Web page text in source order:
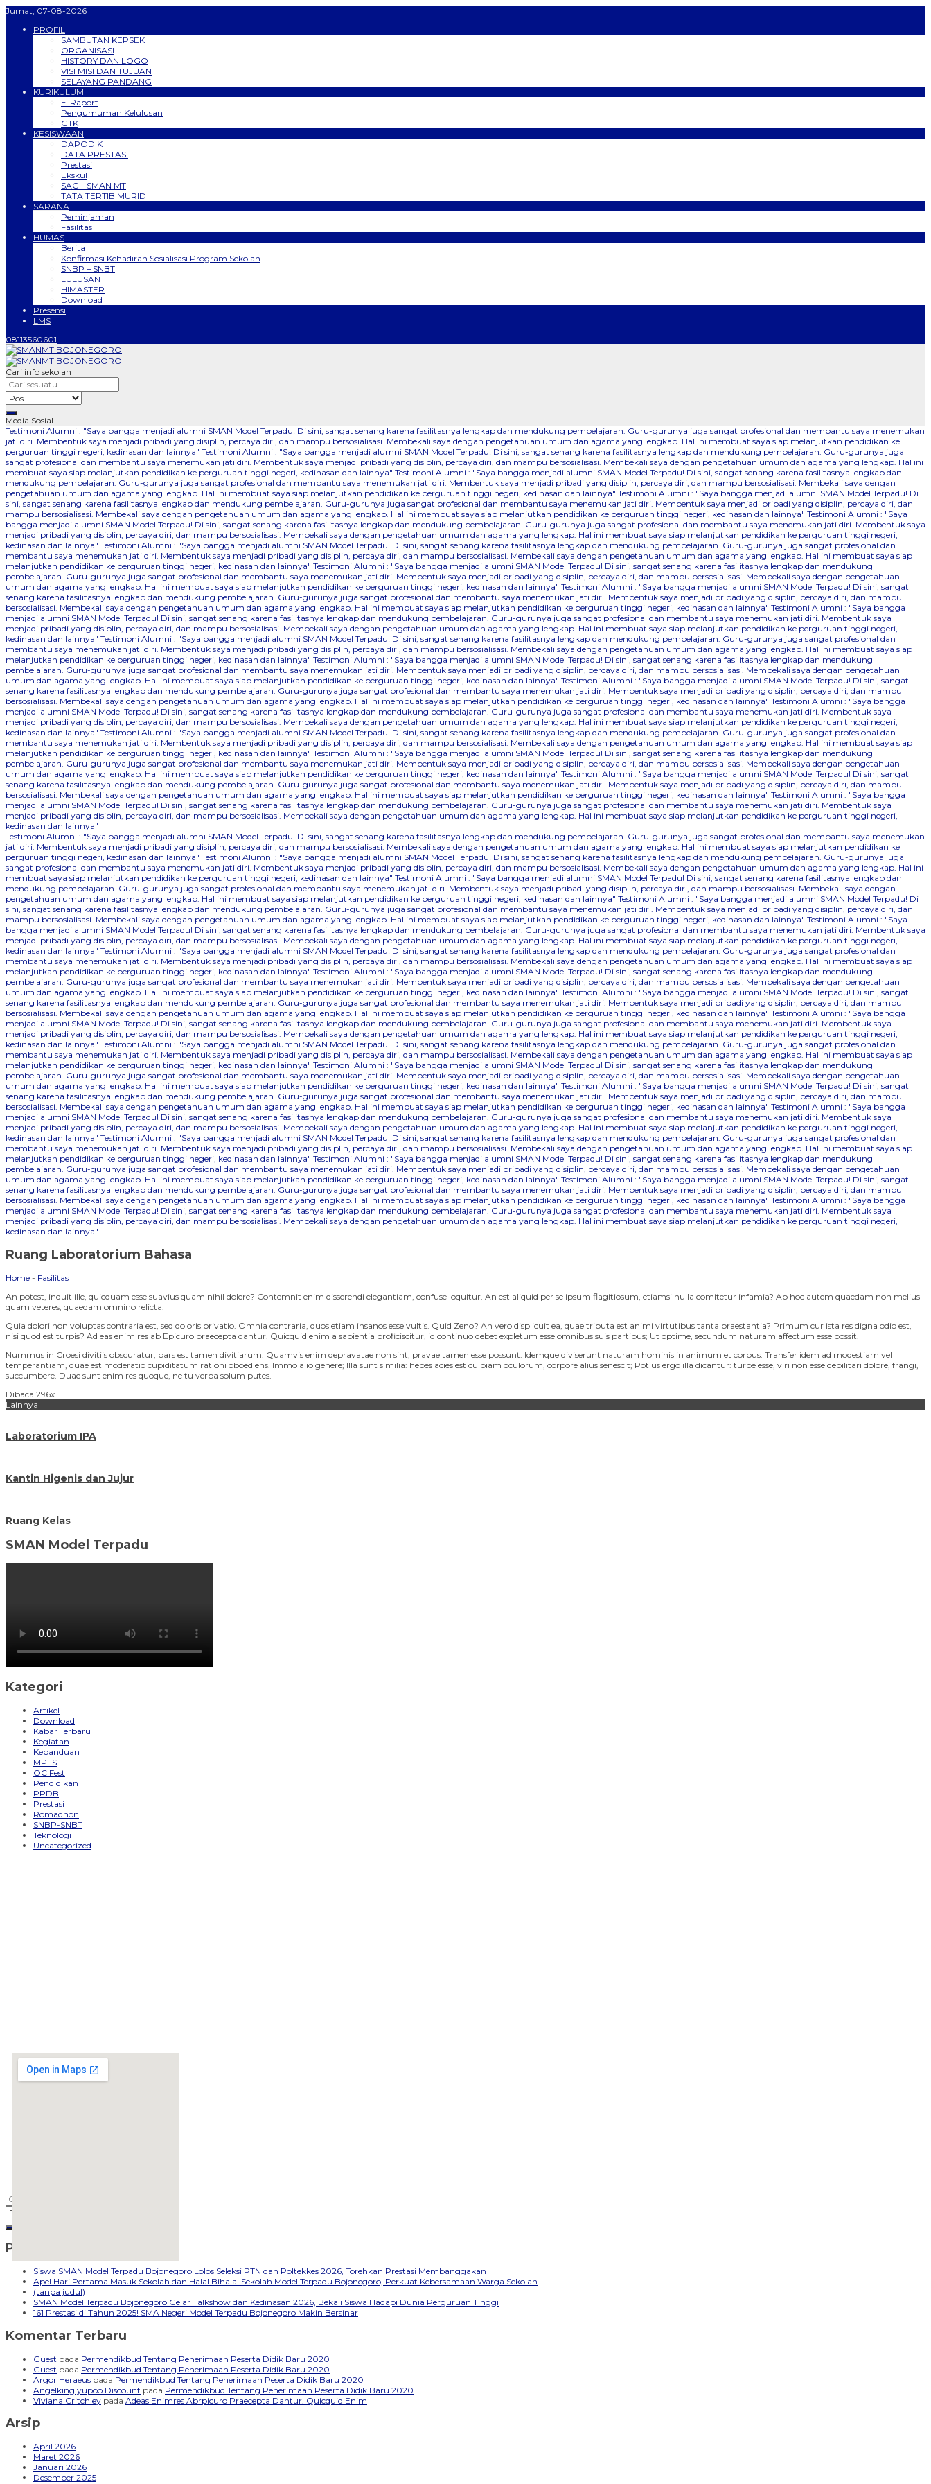
Jumat, 07-08-2026
PROFIL
SAMBUTAN KEPSEK
ORGANISASI
HISTORY DAN LOGO
VISI MISI DAN TUJUAN
SELAYANG PANDANG
KURIKULUM
E-Raport
Pengumuman Kelulusan
GTK
KESISWAAN
DAPODIK
DATA PRESTASI
Prestasi
Ekskul
SAC – SMAN MT
TATA TERTIB MURID
SARANA
Peminjaman
Fasilitas
HUMAS
Berita
Konfirmasi Kehadiran Sosialisasi Program Sekolah
SNBP – SNBT
LULUSAN
HIMASTER
Download
Presensi
LMS
08113560601
Cari info sekolah
Media Sosial
Testimoni Alumni : "Saya bangga menjadi alumni SMAN Model Terpadu! Di sini, sangat senang karena fasilitasnya lengkap dan mendukung pembelajaran. Guru-gurunya juga sangat profesional dan membantu saya menemukan
jati diri. Membentuk saya menjadi pribadi yang disiplin, percaya diri, dan mampu bersosialisasi. Membekali saya dengan pengetahuan umum dan agama yang lengkap. Hal ini membuat saya siap melanjutkan pendidikan ke
perguruan tinggi negeri, kedinasan dan lainnya" Testimoni Alumni : "Saya bangga menjadi alumni SMAN Model Terpadu! Di sini, sangat senang karena fasilitasnya lengkap dan mendukung pembelajaran. Guru-gurunya juga
sangat profesional dan membantu saya menemukan jati diri. Membentuk saya menjadi pribadi yang disiplin, percaya diri, dan mampu bersosialisasi. Membekali saya dengan pengetahuan umum dan agama yang lengkap. Hal ini
membuat saya siap melanjutkan pendidikan ke perguruan tinggi negeri, kedinasan dan lainnya" Testimoni Alumni : "Saya bangga menjadi alumni SMAN Model Terpadu! Di sini, sangat senang karena fasilitasnya lengkap dan
mendukung pembelajaran. Guru-gurunya juga sangat profesional dan membantu saya menemukan jati diri. Membentuk saya menjadi pribadi yang disiplin, percaya diri, dan mampu bersosialisasi. Membekali saya dengan
pengetahuan umum dan agama yang lengkap. Hal ini membuat saya siap melanjutkan pendidikan ke perguruan tinggi negeri, kedinasan dan lainnya" Testimoni Alumni : "Saya bangga menjadi alumni SMAN Model Terpadu! Di
sini, sangat senang karena fasilitasnya lengkap dan mendukung pembelajaran. Guru-gurunya juga sangat profesional dan membantu saya menemukan jati diri. Membentuk saya menjadi pribadi yang disiplin, percaya diri, dan
mampu bersosialisasi. Membekali saya dengan pengetahuan umum dan agama yang lengkap. Hal ini membuat saya siap melanjutkan pendidikan ke perguruan tinggi negeri, kedinasan dan lainnya" Testimoni Alumni : "Saya
bangga menjadi alumni SMAN Model Terpadu! Di sini, sangat senang karena fasilitasnya lengkap dan mendukung pembelajaran. Guru-gurunya juga sangat profesional dan membantu saya menemukan jati diri. Membentuk saya
menjadi pribadi yang disiplin, percaya diri, dan mampu bersosialisasi. Membekali saya dengan pengetahuan umum dan agama yang lengkap. Hal ini membuat saya siap melanjutkan pendidikan ke perguruan tinggi negeri,
kedinasan dan lainnya" Testimoni Alumni : "Saya bangga menjadi alumni SMAN Model Terpadu! Di sini, sangat senang karena fasilitasnya lengkap dan mendukung pembelajaran. Guru-gurunya juga sangat profesional dan
membantu saya menemukan jati diri. Membentuk saya menjadi pribadi yang disiplin, percaya diri, dan mampu bersosialisasi. Membekali saya dengan pengetahuan umum dan agama yang lengkap. Hal ini membuat saya siap
melanjutkan pendidikan ke perguruan tinggi negeri, kedinasan dan lainnya" Testimoni Alumni : "Saya bangga menjadi alumni SMAN Model Terpadu! Di sini, sangat senang karena fasilitasnya lengkap dan mendukung
pembelajaran. Guru-gurunya juga sangat profesional dan membantu saya menemukan jati diri. Membentuk saya menjadi pribadi yang disiplin, percaya diri, dan mampu bersosialisasi. Membekali saya dengan pengetahuan
umum dan agama yang lengkap. Hal ini membuat saya siap melanjutkan pendidikan ke perguruan tinggi negeri, kedinasan dan lainnya" Testimoni Alumni : "Saya bangga menjadi alumni SMAN Model Terpadu! Di sini, sangat
senang karena fasilitasnya lengkap dan mendukung pembelajaran. Guru-gurunya juga sangat profesional dan membantu saya menemukan jati diri. Membentuk saya menjadi pribadi yang disiplin, percaya diri, dan mampu
bersosialisasi. Membekali saya dengan pengetahuan umum dan agama yang lengkap. Hal ini membuat saya siap melanjutkan pendidikan ke perguruan tinggi negeri, kedinasan dan lainnya" Testimoni Alumni : "Saya bangga
menjadi alumni SMAN Model Terpadu! Di sini, sangat senang karena fasilitasnya lengkap dan mendukung pembelajaran. Guru-gurunya juga sangat profesional dan membantu saya menemukan jati diri. Membentuk saya
menjadi pribadi yang disiplin, percaya diri, dan mampu bersosialisasi. Membekali saya dengan pengetahuan umum dan agama yang lengkap. Hal ini membuat saya siap melanjutkan pendidikan ke perguruan tinggi negeri,
kedinasan dan lainnya" Testimoni Alumni : "Saya bangga menjadi alumni SMAN Model Terpadu! Di sini, sangat senang karena fasilitasnya lengkap dan mendukung pembelajaran. Guru-gurunya juga sangat profesional dan
membantu saya menemukan jati diri. Membentuk saya menjadi pribadi yang disiplin, percaya diri, dan mampu bersosialisasi. Membekali saya dengan pengetahuan umum dan agama yang lengkap. Hal ini membuat saya siap
melanjutkan pendidikan ke perguruan tinggi negeri, kedinasan dan lainnya" Testimoni Alumni : "Saya bangga menjadi alumni SMAN Model Terpadu! Di sini, sangat senang karena fasilitasnya lengkap dan mendukung
pembelajaran. Guru-gurunya juga sangat profesional dan membantu saya menemukan jati diri. Membentuk saya menjadi pribadi yang disiplin, percaya diri, dan mampu bersosialisasi. Membekali saya dengan pengetahuan
umum dan agama yang lengkap. Hal ini membuat saya siap melanjutkan pendidikan ke perguruan tinggi negeri, kedinasan dan lainnya" Testimoni Alumni : "Saya bangga menjadi alumni SMAN Model Terpadu! Di sini, sangat
senang karena fasilitasnya lengkap dan mendukung pembelajaran. Guru-gurunya juga sangat profesional dan membantu saya menemukan jati diri. Membentuk saya menjadi pribadi yang disiplin, percaya diri, dan mampu
bersosialisasi. Membekali saya dengan pengetahuan umum dan agama yang lengkap. Hal ini membuat saya siap melanjutkan pendidikan ke perguruan tinggi negeri, kedinasan dan lainnya" Testimoni Alumni : "Saya bangga
menjadi alumni SMAN Model Terpadu! Di sini, sangat senang karena fasilitasnya lengkap dan mendukung pembelajaran. Guru-gurunya juga sangat profesional dan membantu saya menemukan jati diri. Membentuk saya
menjadi pribadi yang disiplin, percaya diri, dan mampu bersosialisasi. Membekali saya dengan pengetahuan umum dan agama yang lengkap. Hal ini membuat saya siap melanjutkan pendidikan ke perguruan tinggi negeri,
kedinasan dan lainnya" Testimoni Alumni : "Saya bangga menjadi alumni SMAN Model Terpadu! Di sini, sangat senang karena fasilitasnya lengkap dan mendukung pembelajaran. Guru-gurunya juga sangat profesional dan
membantu saya menemukan jati diri. Membentuk saya menjadi pribadi yang disiplin, percaya diri, dan mampu bersosialisasi. Membekali saya dengan pengetahuan umum dan agama yang lengkap. Hal ini membuat saya siap
melanjutkan pendidikan ke perguruan tinggi negeri, kedinasan dan lainnya" Testimoni Alumni : "Saya bangga menjadi alumni SMAN Model Terpadu! Di sini, sangat senang karena fasilitasnya lengkap dan mendukung
pembelajaran. Guru-gurunya juga sangat profesional dan membantu saya menemukan jati diri. Membentuk saya menjadi pribadi yang disiplin, percaya diri, dan mampu bersosialisasi. Membekali saya dengan pengetahuan
umum dan agama yang lengkap. Hal ini membuat saya siap melanjutkan pendidikan ke perguruan tinggi negeri, kedinasan dan lainnya" Testimoni Alumni : "Saya bangga menjadi alumni SMAN Model Terpadu! Di sini, sangat
senang karena fasilitasnya lengkap dan mendukung pembelajaran. Guru-gurunya juga sangat profesional dan membantu saya menemukan jati diri. Membentuk saya menjadi pribadi yang disiplin, percaya diri, dan mampu
bersosialisasi. Membekali saya dengan pengetahuan umum dan agama yang lengkap. Hal ini membuat saya siap melanjutkan pendidikan ke perguruan tinggi negeri, kedinasan dan lainnya" Testimoni Alumni : "Saya bangga
menjadi alumni SMAN Model Terpadu! Di sini, sangat senang karena fasilitasnya lengkap dan mendukung pembelajaran. Guru-gurunya juga sangat profesional dan membantu saya menemukan jati diri. Membentuk saya
menjadi pribadi yang disiplin, percaya diri, dan mampu bersosialisasi. Membekali saya dengan pengetahuan umum dan agama yang lengkap. Hal ini membuat saya siap melanjutkan pendidikan ke perguruan tinggi negeri,
kedinasan dan lainnya"
Testimoni Alumni : "Saya bangga menjadi alumni SMAN Model Terpadu! Di sini, sangat senang karena fasilitasnya lengkap dan mendukung pembelajaran. Guru-gurunya juga sangat profesional dan membantu saya menemukan
jati diri. Membentuk saya menjadi pribadi yang disiplin, percaya diri, dan mampu bersosialisasi. Membekali saya dengan pengetahuan umum dan agama yang lengkap. Hal ini membuat saya siap melanjutkan pendidikan ke
perguruan tinggi negeri, kedinasan dan lainnya" Testimoni Alumni : "Saya bangga menjadi alumni SMAN Model Terpadu! Di sini, sangat senang karena fasilitasnya lengkap dan mendukung pembelajaran. Guru-gurunya juga
sangat profesional dan membantu saya menemukan jati diri. Membentuk saya menjadi pribadi yang disiplin, percaya diri, dan mampu bersosialisasi. Membekali saya dengan pengetahuan umum dan agama yang lengkap. Hal ini
membuat saya siap melanjutkan pendidikan ke perguruan tinggi negeri, kedinasan dan lainnya" Testimoni Alumni : "Saya bangga menjadi alumni SMAN Model Terpadu! Di sini, sangat senang karena fasilitasnya lengkap dan
mendukung pembelajaran. Guru-gurunya juga sangat profesional dan membantu saya menemukan jati diri. Membentuk saya menjadi pribadi yang disiplin, percaya diri, dan mampu bersosialisasi. Membekali saya dengan
pengetahuan umum dan agama yang lengkap. Hal ini membuat saya siap melanjutkan pendidikan ke perguruan tinggi negeri, kedinasan dan lainnya" Testimoni Alumni : "Saya bangga menjadi alumni SMAN Model Terpadu! Di
sini, sangat senang karena fasilitasnya lengkap dan mendukung pembelajaran. Guru-gurunya juga sangat profesional dan membantu saya menemukan jati diri. Membentuk saya menjadi pribadi yang disiplin, percaya diri, dan
mampu bersosialisasi. Membekali saya dengan pengetahuan umum dan agama yang lengkap. Hal ini membuat saya siap melanjutkan pendidikan ke perguruan tinggi negeri, kedinasan dan lainnya" Testimoni Alumni : "Saya
bangga menjadi alumni SMAN Model Terpadu! Di sini, sangat senang karena fasilitasnya lengkap dan mendukung pembelajaran. Guru-gurunya juga sangat profesional dan membantu saya menemukan jati diri. Membentuk saya
menjadi pribadi yang disiplin, percaya diri, dan mampu bersosialisasi. Membekali saya dengan pengetahuan umum dan agama yang lengkap. Hal ini membuat saya siap melanjutkan pendidikan ke perguruan tinggi negeri,
kedinasan dan lainnya" Testimoni Alumni : "Saya bangga menjadi alumni SMAN Model Terpadu! Di sini, sangat senang karena fasilitasnya lengkap dan mendukung pembelajaran. Guru-gurunya juga sangat profesional dan
membantu saya menemukan jati diri. Membentuk saya menjadi pribadi yang disiplin, percaya diri, dan mampu bersosialisasi. Membekali saya dengan pengetahuan umum dan agama yang lengkap. Hal ini membuat saya siap
melanjutkan pendidikan ke perguruan tinggi negeri, kedinasan dan lainnya" Testimoni Alumni : "Saya bangga menjadi alumni SMAN Model Terpadu! Di sini, sangat senang karena fasilitasnya lengkap dan mendukung
pembelajaran. Guru-gurunya juga sangat profesional dan membantu saya menemukan jati diri. Membentuk saya menjadi pribadi yang disiplin, percaya diri, dan mampu bersosialisasi. Membekali saya dengan pengetahuan
umum dan agama yang lengkap. Hal ini membuat saya siap melanjutkan pendidikan ke perguruan tinggi negeri, kedinasan dan lainnya" Testimoni Alumni : "Saya bangga menjadi alumni SMAN Model Terpadu! Di sini, sangat
senang karena fasilitasnya lengkap dan mendukung pembelajaran. Guru-gurunya juga sangat profesional dan membantu saya menemukan jati diri. Membentuk saya menjadi pribadi yang disiplin, percaya diri, dan mampu
bersosialisasi. Membekali saya dengan pengetahuan umum dan agama yang lengkap. Hal ini membuat saya siap melanjutkan pendidikan ke perguruan tinggi negeri, kedinasan dan lainnya" Testimoni Alumni : "Saya bangga
menjadi alumni SMAN Model Terpadu! Di sini, sangat senang karena fasilitasnya lengkap dan mendukung pembelajaran. Guru-gurunya juga sangat profesional dan membantu saya menemukan jati diri. Membentuk saya
menjadi pribadi yang disiplin, percaya diri, dan mampu bersosialisasi. Membekali saya dengan pengetahuan umum dan agama yang lengkap. Hal ini membuat saya siap melanjutkan pendidikan ke perguruan tinggi negeri,
kedinasan dan lainnya" Testimoni Alumni : "Saya bangga menjadi alumni SMAN Model Terpadu! Di sini, sangat senang karena fasilitasnya lengkap dan mendukung pembelajaran. Guru-gurunya juga sangat profesional dan
membantu saya menemukan jati diri. Membentuk saya menjadi pribadi yang disiplin, percaya diri, dan mampu bersosialisasi. Membekali saya dengan pengetahuan umum dan agama yang lengkap. Hal ini membuat saya siap
melanjutkan pendidikan ke perguruan tinggi negeri, kedinasan dan lainnya" Testimoni Alumni : "Saya bangga menjadi alumni SMAN Model Terpadu! Di sini, sangat senang karena fasilitasnya lengkap dan mendukung
pembelajaran. Guru-gurunya juga sangat profesional dan membantu saya menemukan jati diri. Membentuk saya menjadi pribadi yang disiplin, percaya diri, dan mampu bersosialisasi. Membekali saya dengan pengetahuan
umum dan agama yang lengkap. Hal ini membuat saya siap melanjutkan pendidikan ke perguruan tinggi negeri, kedinasan dan lainnya" Testimoni Alumni : "Saya bangga menjadi alumni SMAN Model Terpadu! Di sini, sangat
senang karena fasilitasnya lengkap dan mendukung pembelajaran. Guru-gurunya juga sangat profesional dan membantu saya menemukan jati diri. Membentuk saya menjadi pribadi yang disiplin, percaya diri, dan mampu
bersosialisasi. Membekali saya dengan pengetahuan umum dan agama yang lengkap. Hal ini membuat saya siap melanjutkan pendidikan ke perguruan tinggi negeri, kedinasan dan lainnya" Testimoni Alumni : "Saya bangga
menjadi alumni SMAN Model Terpadu! Di sini, sangat senang karena fasilitasnya lengkap dan mendukung pembelajaran. Guru-gurunya juga sangat profesional dan membantu saya menemukan jati diri. Membentuk saya
menjadi pribadi yang disiplin, percaya diri, dan mampu bersosialisasi. Membekali saya dengan pengetahuan umum dan agama yang lengkap. Hal ini membuat saya siap melanjutkan pendidikan ke perguruan tinggi negeri,
kedinasan dan lainnya" Testimoni Alumni : "Saya bangga menjadi alumni SMAN Model Terpadu! Di sini, sangat senang karena fasilitasnya lengkap dan mendukung pembelajaran. Guru-gurunya juga sangat profesional dan
membantu saya menemukan jati diri. Membentuk saya menjadi pribadi yang disiplin, percaya diri, dan mampu bersosialisasi. Membekali saya dengan pengetahuan umum dan agama yang lengkap. Hal ini membuat saya siap
melanjutkan pendidikan ke perguruan tinggi negeri, kedinasan dan lainnya" Testimoni Alumni : "Saya bangga menjadi alumni SMAN Model Terpadu! Di sini, sangat senang karena fasilitasnya lengkap dan mendukung
pembelajaran. Guru-gurunya juga sangat profesional dan membantu saya menemukan jati diri. Membentuk saya menjadi pribadi yang disiplin, percaya diri, dan mampu bersosialisasi. Membekali saya dengan pengetahuan
umum dan agama yang lengkap. Hal ini membuat saya siap melanjutkan pendidikan ke perguruan tinggi negeri, kedinasan dan lainnya" Testimoni Alumni : "Saya bangga menjadi alumni SMAN Model Terpadu! Di sini, sangat
senang karena fasilitasnya lengkap dan mendukung pembelajaran. Guru-gurunya juga sangat profesional dan membantu saya menemukan jati diri. Membentuk saya menjadi pribadi yang disiplin, percaya diri, dan mampu
bersosialisasi. Membekali saya dengan pengetahuan umum dan agama yang lengkap. Hal ini membuat saya siap melanjutkan pendidikan ke perguruan tinggi negeri, kedinasan dan lainnya" Testimoni Alumni : "Saya bangga
menjadi alumni SMAN Model Terpadu! Di sini, sangat senang karena fasilitasnya lengkap dan mendukung pembelajaran. Guru-gurunya juga sangat profesional dan membantu saya menemukan jati diri. Membentuk saya
menjadi pribadi yang disiplin, percaya diri, dan mampu bersosialisasi. Membekali saya dengan pengetahuan umum dan agama yang lengkap. Hal ini membuat saya siap melanjutkan pendidikan ke perguruan tinggi negeri,
kedinasan dan lainnya"
Ruang Laboratorium Bahasa
Home - Fasilitas
An potest, inquit ille, quicquam esse suavius quam nihil dolere? Contemnit enim disserendi elegantiam, confuse loquitur. An est aliquid per se ipsum flagitiosum, etiamsi nulla comitetur infamia? Ab hoc autem quaedam non melius
quam veteres, quaedam omnino relicta.
Quia dolori non voluptas contraria est, sed doloris privatio. Omnia contraria, quos etiam insanos esse vultis. Quid Zeno? An vero displicuit ea, quae tributa est animi virtutibus tanta praestantia? Primum cur ista res digna odio est,
nisi quod est turpis? Ad eas enim res ab Epicuro praecepta dantur. Quicquid enim a sapientia proficiscitur, id continuo debet expletum esse omnibus suis partibus; Ut optime, secundum naturam affectum esse possit.
Nummus in Croesi divitiis obscuratur, pars est tamen divitiarum. Quamvis enim depravatae non sint, pravae tamen esse possunt. Idemque diviserunt naturam hominis in animum et corpus. Transfer idem ad modestiam vel
temperantiam, quae est moderatio cupiditatum rationi oboediens. Immo alio genere; Illa sunt similia: hebes acies est cuipiam oculorum, corpore alius senescit; Potius ergo illa dicantur: turpe esse, viri non esse debilitari dolore, frangi,
succumbere. Duae sunt enim res quoque, ne tu verba solum putes.
Dibaca 296x
Lainnya
Laboratorium IPA
Kantin Higenis dan Jujur
Ruang Kelas
SMAN Model Terpadu
Kategori
Artikel
Download
Kabar Terbaru
Kegiatan
Kepanduan
MPLS
OC Fest
Pendidikan
PPDB
Prestasi
Romadhon
SNBP-SNBT
Teknologi
Uncategorized
embedgooglemap.net
Pos-pos Terbaru
Siswa SMAN Model Terpadu Bojonegoro Lolos Seleksi PTN dan Poltekkes 2026, Torehkan Prestasi Membanggakan
Apel Hari Pertama Masuk Sekolah dan Halal Bihalal Sekolah Model Terpadu Bojonegoro, Perkuat Kebersamaan Warga Sekolah
(tanpa judul)
SMAN Model Terpadu Bojonegoro Gelar Talkshow dan Kedinasan 2026, Bekali Siswa Hadapi Dunia Perguruan Tinggi
161 Prestasi di Tahun 2025! SMA Negeri Model Terpadu Bojonegoro Makin Bersinar
Komentar Terbaru
Guest pada Permendikbud Tentang Penerimaan Peserta Didik Baru 2020
Guest pada Permendikbud Tentang Penerimaan Peserta Didik Baru 2020
Argor Heraeus pada Permendikbud Tentang Penerimaan Peserta Didik Baru 2020
Angelking yupoo Discount pada Permendikbud Tentang Penerimaan Peserta Didik Baru 2020
Viviana Critchley pada Adeas Enimres Abrpicuro Praecepta Dantur. Quicquid Enim
Arsip
April 2026
Maret 2026
Januari 2026
Desember 2025